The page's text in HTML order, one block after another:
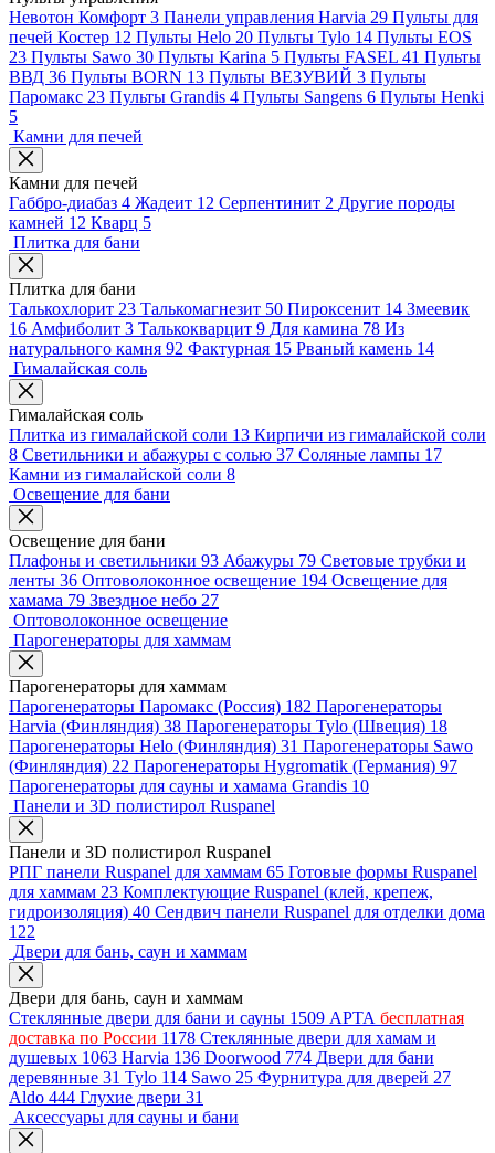
Невотон Комфорт 3 Панели управления Harvia 29 Пульты для
печей Костер 12 Пульты Helo 20 Пульты Tylo 14 Пульты EOS
23 Пульты Sawo 30 Пульты Karina 5 Пульты FASEL 41 Пульты
ВВД 36 Пульты BORN 13 Пульты ВЕЗУВИЙ 3 Пульты
Паромакс 23 Пульты Grandis 4 Пульты Sangens 6 Пульты Henki
5
Камни для печей
Камни для печей
Габбро-диабаз 4 Жадеит 12 Серпентинит 2 Другие породы
камней 12 Кварц 5
Плитка для бани
Плитка для бани
Талькохлорит 23 Талькомагнезит 50 Пироксенит 14 Змеевик
16 Амфиболит 3 Талькокварцит 9 Для камина 78 Из
натурального камня 92 Фактурная 15 Рваный камень 14
Гималайская соль
Гималайская соль
Плитка из гималайской соли 13 Кирпичи из гималайской соли
8 Светильники и абажуры с солью 37 Соляные лампы 17
Камни из гималайской соли 8
Освещение для бани
Освещение для бани
Плафоны и светильники 93 Абажуры 79 Световые трубки и
ленты 36 Оптоволоконное освещение 194 Освещение для
хамама 79 Звездное небо 27
Оптоволоконное освещение
Парогенераторы для хаммам
Парогенераторы для хаммам
Парогенераторы Паромакс (Россия) 182 Парогенераторы
Harvia (Финляндия) 38 Парогенераторы Tylo (Швеция) 18
Парогенераторы Helo (Финляндия) 31 Парогенераторы Sawo
(Финляндия) 22 Парогенераторы Hygromatik (Германия) 97
Парогенераторы для сауны и хамама Grandis 10
Панели и 3D полистирол Ruspanel
Панели и 3D полистирол Ruspanel
РПГ панели Ruspanel для хаммам 65 Готовые формы Ruspanel
для хаммам 23 Комплектующие Ruspanel (клей, крепеж,
гидроизоляция) 40 Сендвич панели Ruspanel для отделки дома
122
Двери для бань, саун и хаммам
Двери для бань, саун и хаммам
Стеклянные двери для бани и сауны 1509 АРТА бесплатная
доставка по России 1178 Стеклянные двери для хамам и
душевых 1063 Harvia 136 Doorwood 774 Двери для бани
деревянные 31 Tylo 114 Sawo 25 Фурнитура для дверей 27
Aldo 444 Глухие двери 31
Аксессуары для сауны и бани